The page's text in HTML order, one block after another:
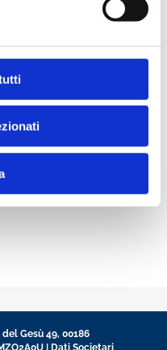
Gesù 49, 00186
|
Dati Societari